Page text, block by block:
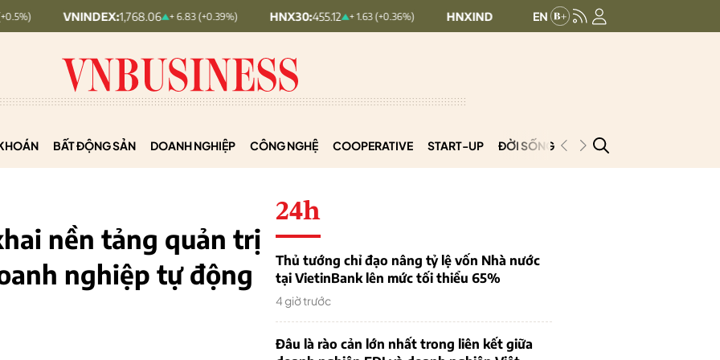
1,768.06 + 6.83 (+0.39%) HNX30: 455.12 + 1.63 (+0.36%) HNXINDEX: 293.44 + 0.25 (+0.09%) UPCOMINDEX:
BẤT ĐỘNG SẢN DOANH NGHIỆP CÔNG NGHỆ COOPERATIVE START-UP ĐỜI SỐNG PODCAST
nền tảng quản trị
nghiệp tự động
24h
Thủ tướng chỉ đạo nâng tỷ lệ vốn Nhà nước
tại VietinBank lên mức tối thiểu 65%
4 giờ trước
Đâu là rào cản lớn nhất trong liên kết giữa